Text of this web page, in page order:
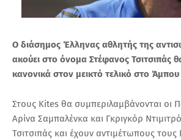
O διάσημος Έλληνας αθλητής της
ακούει στο όνομα Στέφανος Τσιτσιπάς
κανονικά στον μεικτό τελικό στο
Στους Kites θα συμπεριλαμβάνονται οι
Αρίνα Σαμπαλένκα και Γκριγκόρ
Τσιτσιπάς και έχουν αντιμέτωπους